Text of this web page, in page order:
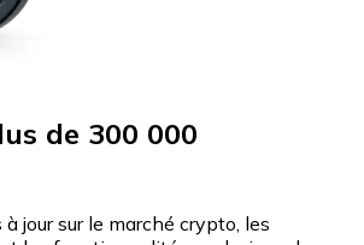
de 300 000
jour sur le marché crypto, les